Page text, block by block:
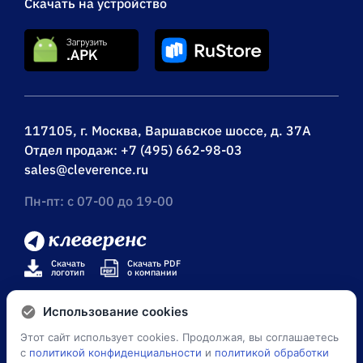
Использование cookies
Этот сайт использует cookies. Продолжая, вы соглашаетесь
с политикой конфиденциальности и политикой обработки
117105, г. Москва, Варшавское шоссе, д. 37А
Отдел продаж: +7 (495) 662-98-03
sales@cleverence.ru
Пн-пт: с 07-00 до 19-00
Скачать
логотип
Скачать PDF
о компании
© Клеверенс 2026